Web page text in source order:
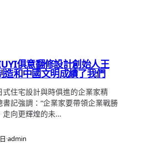
俱意翻修設計創始人王
造和中國文明成績了我們
式住宅設計與時俱進的企業家精
書記強調：“企業家要帶領企業戰勝
走向更輝煌的未…
·admin